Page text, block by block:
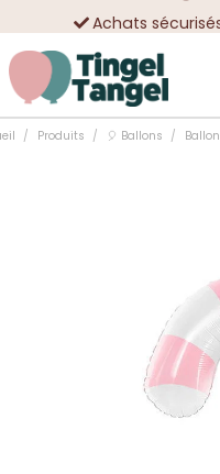
Achats
Des dizaines de
Produits 🎈 Ballons